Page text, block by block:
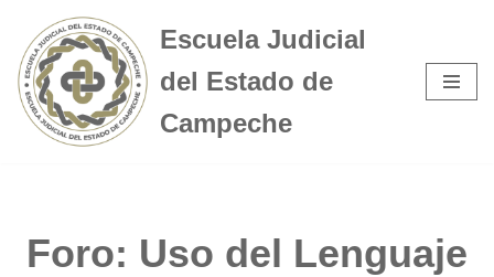
Saltar
al
contenido
Escuela Judicial
del Estado de
Campeche
Foro: Uso del Lenguaje